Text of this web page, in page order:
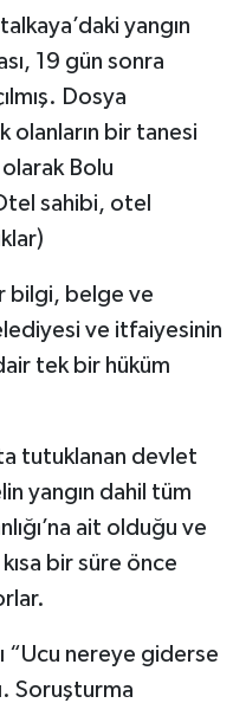
yangın
19 gün sonra
Dosya
olanların bir tanesi
Bolu
sahibi, otel
bilgi, belge ve
ve itfaiyesinin
tek bir hüküm
tutuklanan devlet
yangın dahil tüm
ait olduğu ve
bir süre önce
“Ucu nereye giderse
Soruşturma